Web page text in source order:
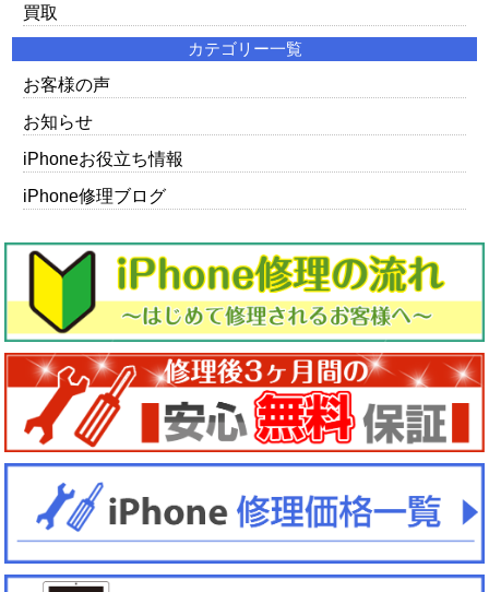
買取
カテゴリー一覧
お客様の声
お知らせ
iPhoneお役立ち情報
iPhone修理ブログ